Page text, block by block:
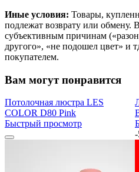
Иные условия: Товары,
подлежат возврату или обмену.
субъективным причинам
другого», «не подошел цвет» и
покупателем.
Вам могут понравится
Потолочная люстра LES
COLOR D80 Pink
Быстрый просмотр